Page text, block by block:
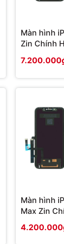
Màn hình
Zin Chính
Màn hình
Max Zin